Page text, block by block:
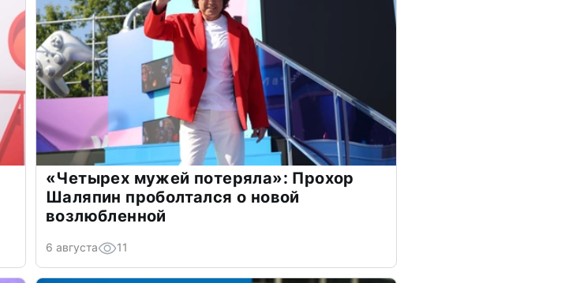
«Четырех мужей потеряла»: Прохор
Шаляпин проболтался о новой
возлюбленной
6 августа 11